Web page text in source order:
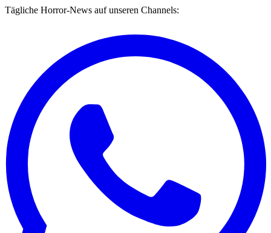
Tägliche Horror-News auf unseren Channels: